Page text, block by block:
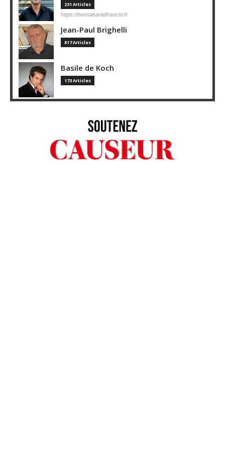
231 Articles
https://bennasarlaffranchi.fr
Jean-Paul Brighelli
817 Articles
Basile de Koch
173 Articles